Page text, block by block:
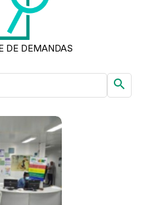
DE DEMANDAS
search